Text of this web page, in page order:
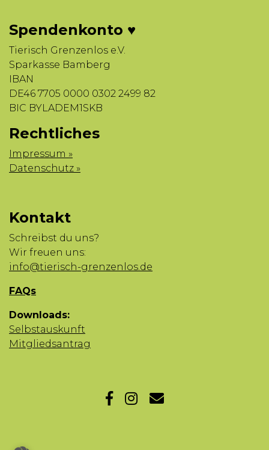
Spendenkonto ♥
Tierisch Grenzenlos e.V.
Sparkasse Bamberg
IBAN
DE46 7705 0000 0302 2499 82
BIC BYLADEM1SKB
Rechtliches
Impressum »
Datenschutz »
Kontakt
Schreibst du uns?
Wir freuen uns:
info@tierisch-grenzenlos.de
FAQs
Downloads:
Selbstauskunft
Mitgliedsantrag